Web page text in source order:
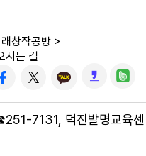
창작공방 >
시는 길
7131, 덕진발명교육센